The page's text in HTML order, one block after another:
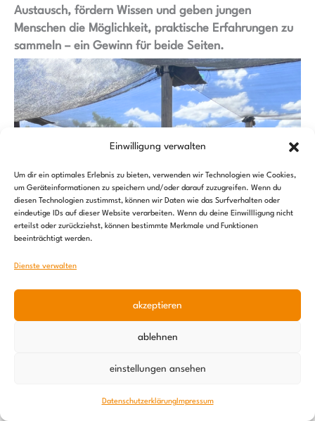
Einwilligung verwalten
Um dir ein optimales Erlebnis zu bieten, verwenden wir Technologien wie Cookies,
um Geräteinformationen zu speichern und/oder darauf zuzugreifen. Wenn du
diesen Technologien zustimmst, können wir Daten wie das Surfverhalten oder
eindeutige IDs auf dieser Website verarbeiten. Wenn du deine Einwillligung nicht
erteilst oder zurückziehst, können bestimmte Merkmale und Funktionen
beeinträchtigt werden.
Dienste verwalten
akzeptieren
ablehnen
einstellungen ansehen
DatenschutzerklärungImpressum
Austausch, fördern Wissen und geben jungen
Menschen die Möglichkeit, praktische Erfahrungen zu
sammeln – ein Gewinn für beide Seiten.